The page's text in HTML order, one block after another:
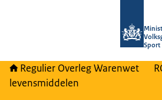
Sport
Regulier Overleg Warenwet
levensmiddelen